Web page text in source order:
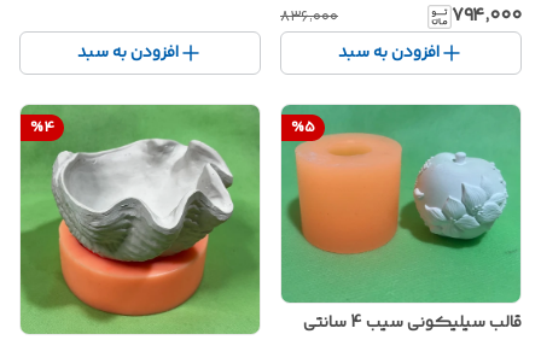
۷۹۴٬۰۰۰ ۸۳۶٬۰۰۰
افزودن به سبد افزودن به سبد
%5
قالب سیلیکونی سیب 4 سانتی
%4